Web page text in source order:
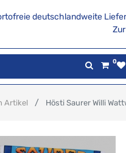
deutschlandweite
0
Artikel Hösti Saurer Willi